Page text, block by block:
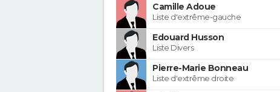
Camille Adoue
Liste d'extrême-gauche
Edouard Husson
Liste Divers
Pierre-Marie Bonneau
Liste d'extrême droite